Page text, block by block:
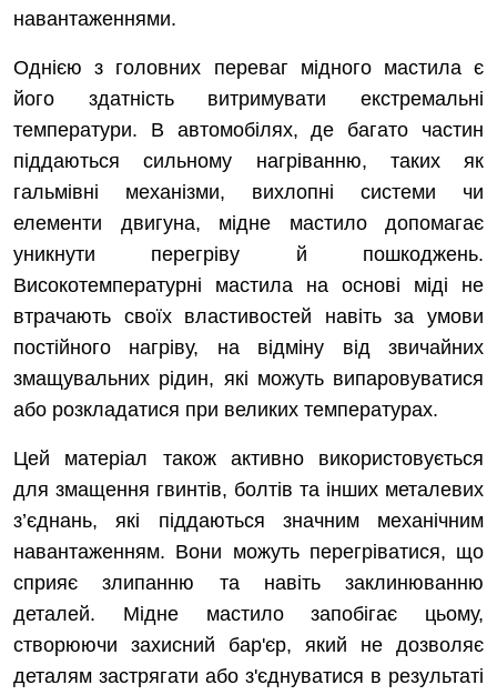
навантаженнями.
Однією з головних переваг мідного мастила є
його здатність витримувати екстремальні
температури. В автомобілях, де багато частин
піддаються сильному нагріванню, таких як
гальмівні механізми, вихлопні системи чи
елементи двигуна, мідне мастило допомагає
уникнути перегріву й пошкоджень.
Високотемпературні мастила на основі міді не
втрачають своїх властивостей навіть за умови
постійного нагріву, на відміну від звичайних
змащувальних рідин, які можуть випаровуватися
або розкладатися при великих температурах.
Цей матеріал також активно використовується
для змащення гвинтів, болтів та інших металевих
з’єднань, які піддаються значним механічним
навантаженням. Вони можуть перегріватися, що
сприяє злипанню та навіть заклинюванню
деталей. Мідне мастило запобігає цьому,
створюючи захисний бар'єр, який не дозволяє
деталям застрягати або з'єднуватися в результаті